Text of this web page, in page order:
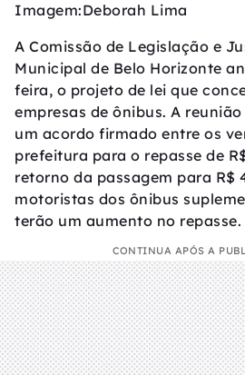
Imagem:Deborah Lima
A Comissão de Legislação e
Municipal de Belo Horizonte
feira, o projeto de lei que
empresas de ônibus. A
um acordo firmado entre os
prefeitura para o repasse de
retorno da passagem para R$
motoristas dos ônibus
terão um aumento no repasse.
CONTINUA APÓS A